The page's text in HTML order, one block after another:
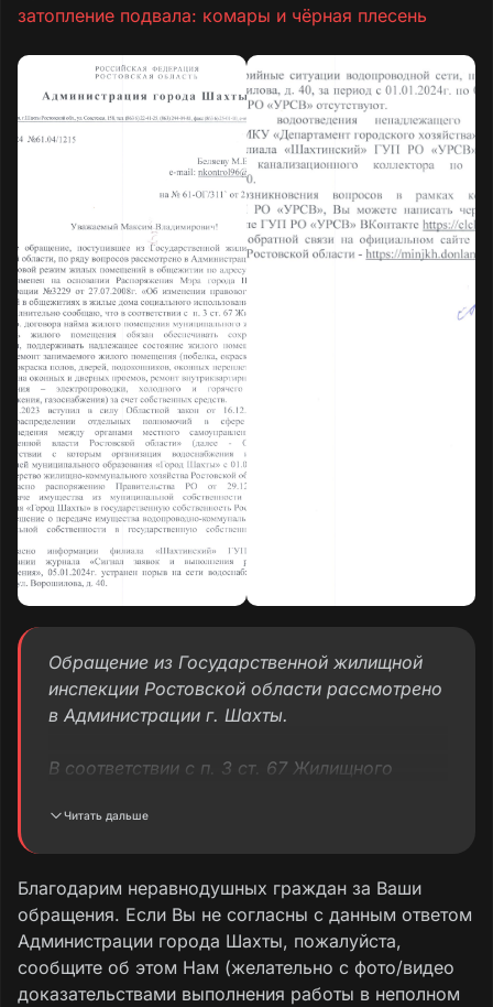
затопление подвала: комары и чёрная плесень
Обращение из Государственной жилищной
инспекции Ростовской области рассмотрено
в Администрации г. Шахты.
В соответствии с п. 3 ст. 67 Жилищного
помещения муниципального жилищного
помещения, поддерживать надлежащее
состояние жилого помещения, проводить
текущий ремонт занимаемого жилого
помещения за счет собственных средств.
Читать дальше
Благодарим неравнодушных граждан за Ваши
обращения. Если Вы не согласны с данным ответом
Администрации города Шахты, пожалуйста,
сообщите об этом Нам (желательно с фото/видео
доказательствами выполнения работы в неполном